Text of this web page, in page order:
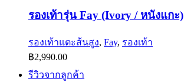
รองเท้ารุ่น Fay (Ivory / หนังแกะ)
รองเท้าแตะส้นสูง, Fay, รองเท้า
฿2,990.00
รีวิวจากลูกค้า